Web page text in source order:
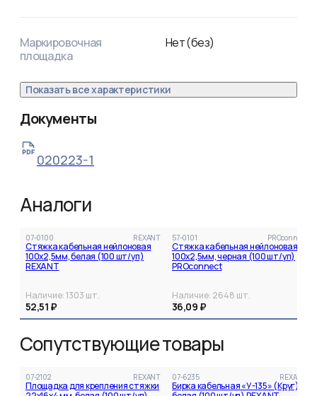
Маркировочная
площадка
Нет (без)
Показать все характеристики
Документы
020223-1
Аналоги
07-0100 REXANT
Стяжка кабельная нейлоновая
100x2,5мм, белая (100 шт/уп)
REXANT
Наличие:1303 шт.
52,51 ₽
57-0101 PROconnect
Стяжка кабельная нейлоновая
100x2,5мм, черная (100 шт/уп)
PROconnect
Наличие: 2648 шт.
36,09 ₽
Сопутствующие товары
07-2102 REXANT
Площадка для крепления стяжки
07-6235 REXANT
Бирка кабельная «У-135» (Круг)